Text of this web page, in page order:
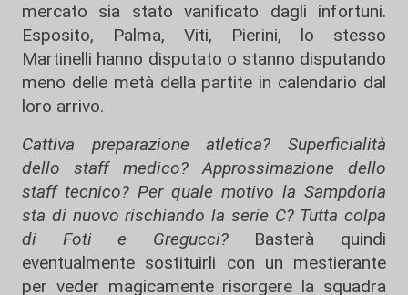
mercato sia stato vanificato dagli infortuni.
Esposito, Palma, Viti, Pierini, lo stesso
Martinelli hanno disputato o stanno disputando
meno delle metà della partite in calendario dal
loro arrivo.
Cattiva preparazione atletica? Superficialità
dello staff medico? Approssimazione dello
staff tecnico? Per quale motivo la Sampdoria
sta di nuovo rischiando la serie C? Tutta colpa
di Foti e Gregucci?Basterà quindi
eventualmente sostituirli con un mestierante
per veder magicamente risorgere la squadra